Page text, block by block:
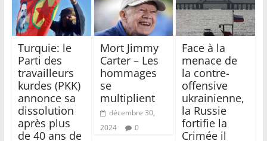
Turquie: le
Parti des
travailleurs
kurdes (PKK)
annonce sa
dissolution
après plus
de 40 ans de
Mort Jimmy
Carter – Les
hommages
se
multiplient
décembre 30,
2024
0
Face à la
menace de
la contre-
offensive
ukrainienne,
la Russie
fortifie la
Crimée il